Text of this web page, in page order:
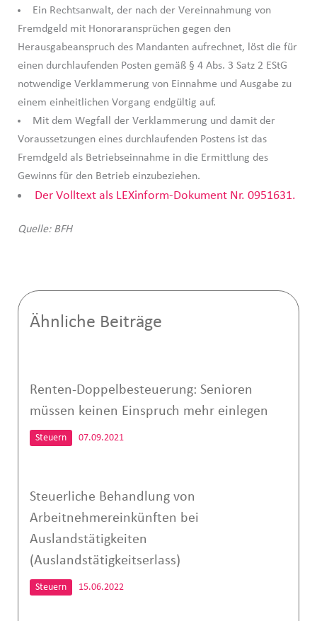
Ein Rechtsanwalt, der nach der Vereinnahmung von
Fremdgeld mit Honoraransprüchen gegen den
Herausgabeanspruch des Mandanten aufrechnet, löst die für
einen durchlaufenden Posten gemäß § 4 Abs. 3 Satz 2 EStG
notwendige Verklammerung von Einnahme und Ausgabe zu
einem einheitlichen Vorgang endgültig auf.
Mit dem Wegfall der Verklammerung und damit der
Voraussetzungen eines durchlaufenden Postens ist das
Fremdgeld als Betriebseinnahme in die Ermittlung des
Gewinns für den Betrieb einzubeziehen.
Der Volltext als LEXinform-Dokument Nr. 0951631.
Quelle: BFH
Ähnliche Beiträge
Renten-Doppelbesteuerung: Senioren
müssen keinen Einspruch mehr einlegen
Steuern 07.09.2021
Steuerliche Behandlung von
Arbeitnehmereinkünften bei
Auslandstätigkeiten
(Auslandstätigkeitserlass)
Steuern 15.06.2022